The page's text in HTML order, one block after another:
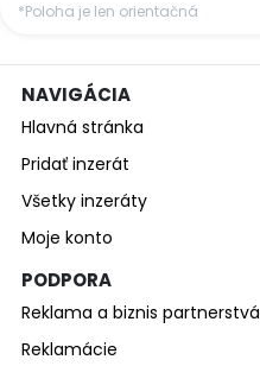
*Poloha je len orientačná
NAVIGÁCIA
Hlavná stránka
Pridať inzerát
Všetky inzeráty
Moje konto
PODPORA
Reklama a biznis partnerstvá
Reklamácie